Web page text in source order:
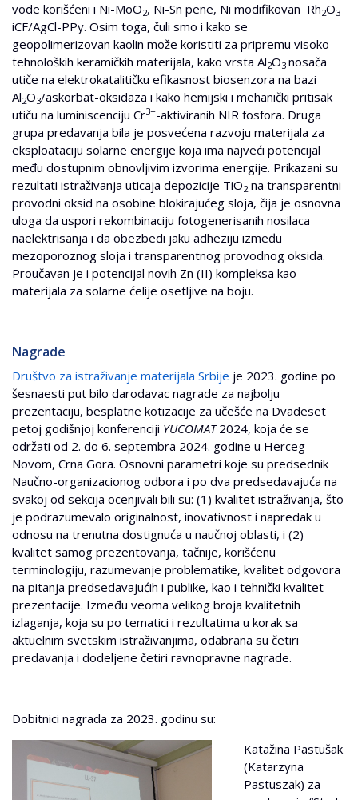
vode korišćeni i Ni-MoO2, Ni-Sn pene, Ni modifikovan Rh2O3
iCF/AgCl-PPy. Osim toga, čuli smo i kako se
geopolimerizovan kaolin može koristiti za pripremu visoko-
tehnoloških keramičkih materijala, kako vrsta Al2O3 nosača
utiče na elektrokatalitičku efikasnost biosenzora na bazi
Al2O3/askorbat-oksidaza i kako hemijski i mehanički pritisak
utiču na luminiscenciju Cr3+-aktiviranih NIR fosfora. Druga
grupa predavanja bila je posvećena razvoju materijala za
eksploataciju solarne energije koja ima najveći potencijal
među dostupnim obnovljivim izvorima energije. Prikazani su
rezultati istraživanja uticaja depozicije TiO2 na transparentni
provodni oksid na osobine blokirajućeg sloja, čija je osnovna
uloga da uspori rekombinaciju fotogenerisanih nosilaca
naelektrisanja i da obezbedi jaku adheziju između
mezoporoznog sloja i transparentnog provodnog oksida.
Proučavan je i potencijal novih Zn (II) kompleksa kao
materijala za solarne ćelije osetljive na boju.
Nagrade
Društvo za istraživanje materijala Srbije je 2023. godine po
šesnaesti put bilo darodavac nagrade za najbolju
prezentaciju, besplatne kotizacije za učešće na Dvadeset
petoj godišnjoj konferenciji YUCOMAT2024, koja će se
održati od 2. do 6. septembra 2024. godine u Herceg
Novom, Crna Gora. Osnovni parametri koje su predsednik
Naučno-organizacionog odbora i po dva predsedavajuća na
svakoj od sekcija ocenjivali bili su: (1) kvalitet istraživanja, što
je podrazumevalo originalnost, inovativnost i napredak u
odnosu na trenutna dostignuća u naučnoj oblasti, i (2)
kvalitet samog prezentovanja, tačnije, korišćenu
terminologiju, razumevanje problematike, kvalitet odgovora
na pitanja predsedavajućih i publike, kao i tehnički kvalitet
prezentacije. Između veoma velikog broja kvalitetnih
izlaganja, koja su po tematici i rezultatima u korak sa
aktuelnim svetskim istraživanjima, odabrana su četiri
predavanja i dodeljene četiri ravnopravne nagrade.
Dobitnici nagrada za 2023. godinu su:
Katažina Pastušak
(Katarzyna
Pastuszak) za